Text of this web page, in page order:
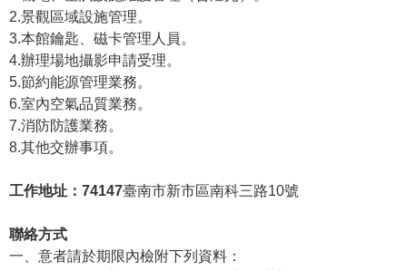
探
索
認
識
我
們
民
務
2.景觀區域設施管理。
3.本館鑰匙、磁卡管理人員。
4.辦理場地攝影申請受理。
5.節約能源管理業務。
6.室內空氣品質業務。
7.消防防護業務。
8.其他交辦事項。
工作地址：74147臺南市新市區南科三路10號
聯絡方式
一、意者請於期限內檢附下列資料：